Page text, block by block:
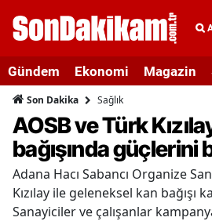
Gündem Ekonomi Magazin
Son Dakika Sağlık
AOSB ve Türk
bağışında güçlerini
Adana Hacı Sabancı Organize
Kızılay ile geleneksel kan bağışı
Sanayiciler ve çalışanlar